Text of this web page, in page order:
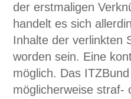
der erstmaligen
handelt es sich
Inhalte der verlinkten
worden sein. Eine
möglich. Das
möglicherweise straf-